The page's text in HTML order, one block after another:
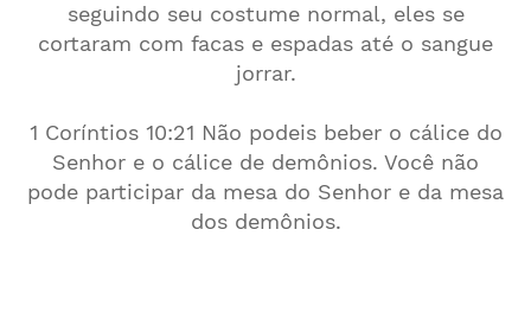
seguindo seu costume normal, eles se
cortaram com facas e espadas até o sangue
jorrar.
1 Coríntios 10:21 Não podeis beber o cálice do
Senhor e o cálice de demônios. Você não
pode participar da mesa do Senhor e da mesa
dos demônios.